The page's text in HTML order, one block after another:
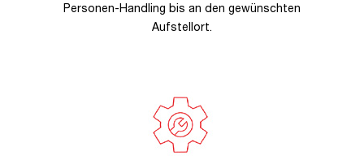
Personen-Handling bis an den gewünschten
Aufstellort.